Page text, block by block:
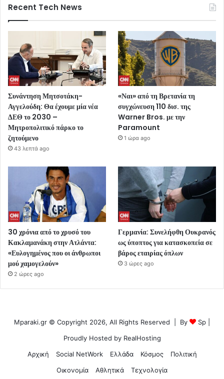
Recent Tech News
Συνάντηση Μητσοτάκη-
Αγγελούδη: Θα έχουμε μία νέα
ΔΕΘ το 2030 –
Μητροπολιτικό πάρκο το
ζητούμενο
43 λεπτά ago
«Ναι» από τη Βρετανία τη
συγχώνευση 110 δισ. της
Warner Bros. με την
Paramount
1 ώρα ago
30 χρόνια από το χρυσό του
Κακλαμανάκη στην Ατλάντα:
«Ευλογημένος που οι άνθρωποι
μού χαμογελούν»
2 ώρες ago
Γερμανία: Συνελήφθη Ουκρανός
ως ύποπτος για κατασκοπεία σε
βάρος εταιρίας όπλων
3 ώρες ago
Mparaki.gr © Copyright 2026, All Rights Reserved | By Sp
Proudly Hosted by RealHosting
Αρχική
Social NetWork Ελλάδα Κόσμος
Πολιτική
Οικονομία
Αθλητικά Τεχνολογία